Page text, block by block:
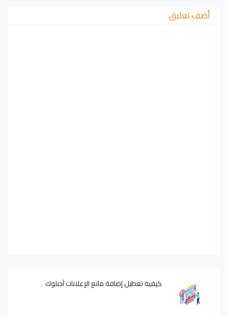
أضف تعليق
كيفية تعطيل إضافة مانع الإعلانات آدبلوك